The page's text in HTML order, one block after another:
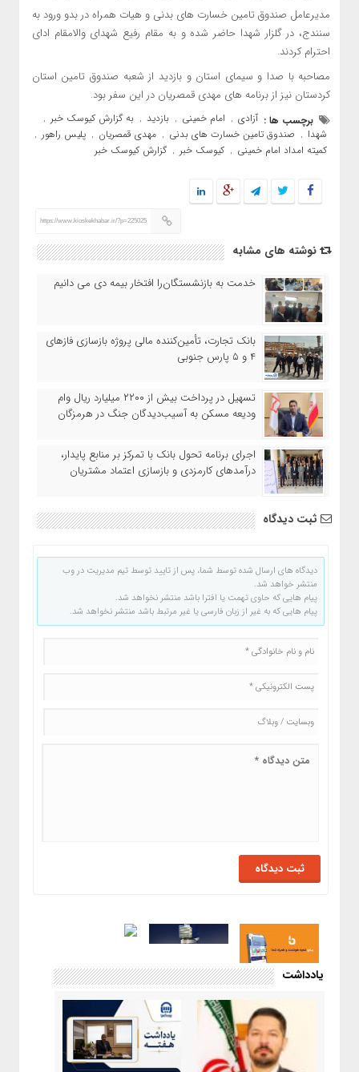
مدیرعامل صندوق تامین خسارت های بدنی و هیات همراه در بدو ورود به
سنندج، در گلزار شهدا حاضر شده و به مقام رفیع شهدای والامقام ادای
احترام کردند.
مصاحبه با صدا و سیمای استان و بازدید از شعبه صندوق تامین استان
کردستان نیز از برنامه های مهدی قمصریان در این سفر بود.
برچسب ها : آزادی , امام خمینی , بازدید , به گزارش کیوسک خبر ,
شهدا , صندوق تامین خسارت های بدنی , مهدی قمصریان , پلیس راهور ,
کمیته امداد امام خمینی , کیوسک خبر , گزارش کیوسک خبر
https://www.kioskekhabar.ir/?p=225025
نوشته های مشابه
خدمت به بازنشستگان‌را افتخار بیمه دی می دانیم
بانک تجارت، تأمین‌کننده مالی پروژه بازسازی فازهای
۴ و ۵ پارس جنوبی
تسهیل در پرداخت بیش از ۲۲۰۰ میلیارد ریال وام
ودیعه مسکن به آسیب‌دیدگان جنگ در هرمزگان
اجرای برنامه تحول بانک با تمرکز بر منابع پایدار،
درآمدهای کارمزدی و بازسازی اعتماد مشتریان
ثبت دیدگاه
دیدگاه های ارسال شده توسط شما، پس از تایید توسط تیم مدیریت در وب
منتشر خواهد شد.
پیام هایی که حاوی تهمت یا افترا باشد منتشر نخواهد شد.
پیام هایی که به غیر از زبان فارسی یا غیر مرتبط باشد منتشر نخواهد شد.
یادداشت